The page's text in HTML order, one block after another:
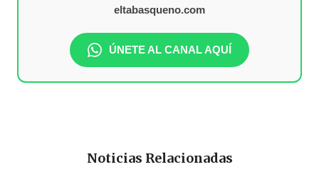
eltabasqueno.com
ÚNETE AL CANAL AQUÍ
Noticias Relacionadas